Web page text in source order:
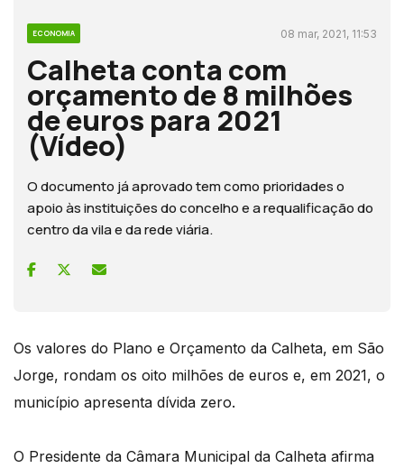
ECONOMIA 08 mar, 2021, 11:53
Calheta conta com
orçamento de 8 milhões
de euros para 2021
(Vídeo)
O documento já aprovado tem como prioridades o
apoio às instituições do concelho e a requalificação do
centro da vila e da rede viária.
Os valores do Plano e Orçamento da Calheta, em São
Jorge, rondam os oito milhões de euros e, em 2021, o
município apresenta dívida zero.
O Presidente da Câmara Municipal da Calheta afirma